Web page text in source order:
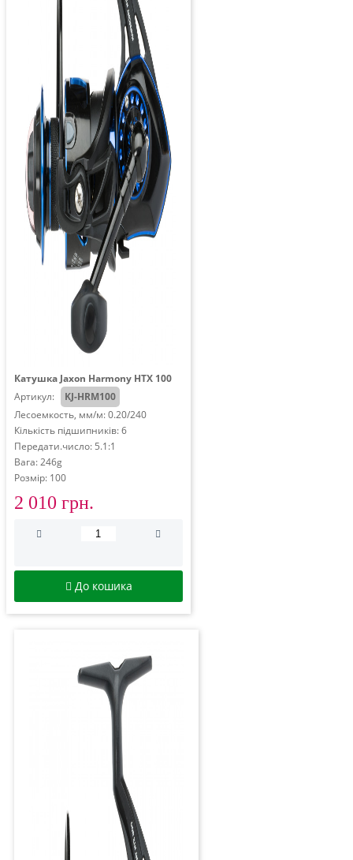
Катушка Jaxon Harmony HTX 100
Артикул:
KJ-HRM100
Лесоемкость, мм/м: 0.20/240
Кількість підшипників: 6
Передати.число: 5.1:1
Вага: 246g
Розмір: 100
2 010 грн.
До кошика